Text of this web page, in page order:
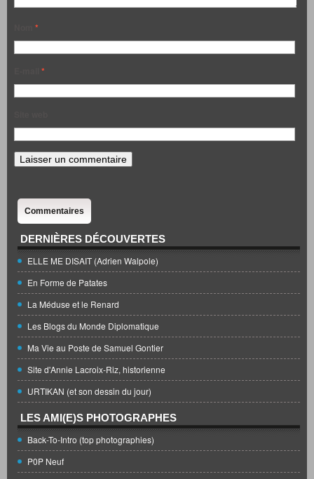
*
*
Commentaires
DERNIÈRES DÉCOUVERTES
ELLE ME DISAIT (Adrien Walpole)
En Forme de Patates
La Méduse et le Renard
Les Blogs du Monde Diplomatique
Ma Vie au Poste de Samuel Gontier
Site d'Annie Lacroix-Riz, historienne
URTIKAN (et son dessin du jour)
LES AMI(E)S PHOTOGRAPHES
Back-To-Intro (top photographies)
P0P Neuf